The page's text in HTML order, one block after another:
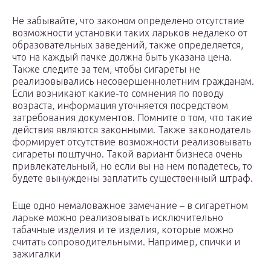
Не забывайте, что законом определено отсутствие
возможности установки таких ларьков недалеко от
образовательных заведений, также определяется,
что на каждый пачке должна быть указана цена.
Также следите за тем, чтобы сигареты не
реализовывались несовершеннолетним гражданам.
Если возникают какие-то сомнения по поводу
возраста, информация уточняется посредством
затребования документов. Помните о том, что такие
действия являются законными. Также законодатель
формирует отсутствие возможности реализовывать
сигареты поштучно. Такой вариант бизнеса очень
привлекательный, но если вы на нем попадетесь, то
будете вынуждены заплатить существенный штраф.
Еще одно немаловажное замечание – в сигаретном
ларьке можно реализовывать исключительно
табачные изделия и те изделия, которые можно
считать сопроводительными. Например, спички и
зажигалки